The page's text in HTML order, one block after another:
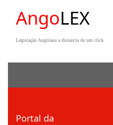
AngoLEX
Legislação Angolana a distancia de um click
Portal da